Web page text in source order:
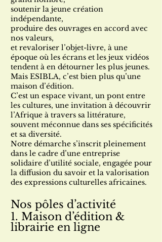
soutenir la jeune création
indépendante,
produire des ouvrages en accord avec
nos valeurs,
et revaloriser l’objet-livre, à une
époque où les écrans et les jeux vidéos
tendent à en détourner les plus jeunes.
Mais ESIBLA, c’est bien plus qu’une
maison d’édition.
C’est un espace vivant, un pont entre
les cultures, une invitation à découvrir
l’Afrique à travers sa littérature,
souvent méconnue dans ses spécificités
et sa diversité.
Notre démarche s’inscrit pleinement
dans le cadre d’une entreprise
solidaire d’utilité sociale, engagée pour
la diffusion du savoir et la valorisation
des expressions culturelles africaines.
Nos pôles d’activité
1. Maison d’édition &
librairie en ligne